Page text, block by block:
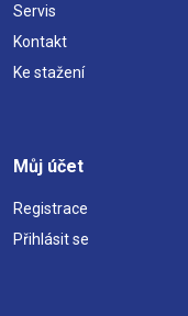
Servis
Kontakt
Ke stažení
Můj účet
Registrace
Přihlásit se